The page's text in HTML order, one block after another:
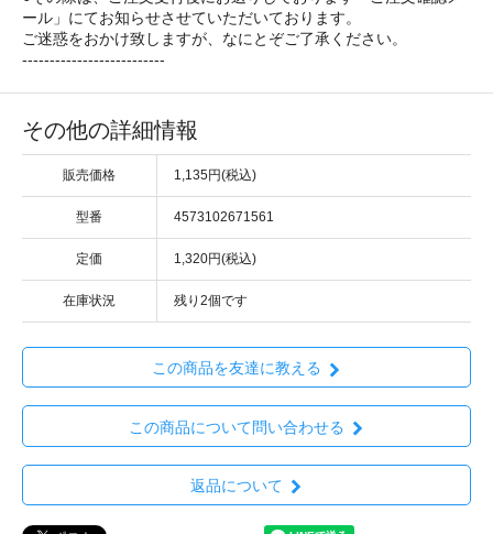
ール」にてお知らせさせていただいております。
ご迷惑をおかけ致しますが、なにとぞご了承ください。
--------------------------
その他の詳細情報
販売価格 1,135円(税込)
型番 4573102671561
定価 1,320円(税込)
在庫状況 残り2個です
この商品を友達に教える
この商品について問い合わせる
返品について